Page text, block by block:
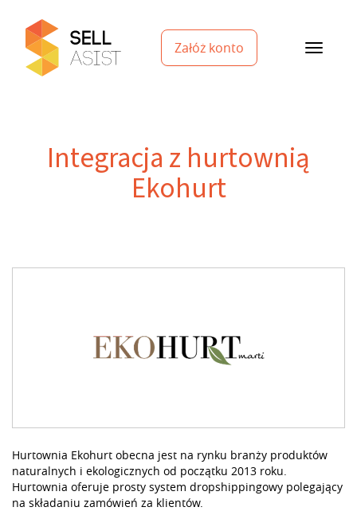
Załóż konto
Integracja z hurtownią
Ekohurt
Hurtownia Ekohurt obecna jest na rynku branży produktów
naturalnych i ekologicznych od początku 2013 roku.
Hurtownia oferuje prosty system dropshippingowy polegający
na składaniu zamówień za klientów.